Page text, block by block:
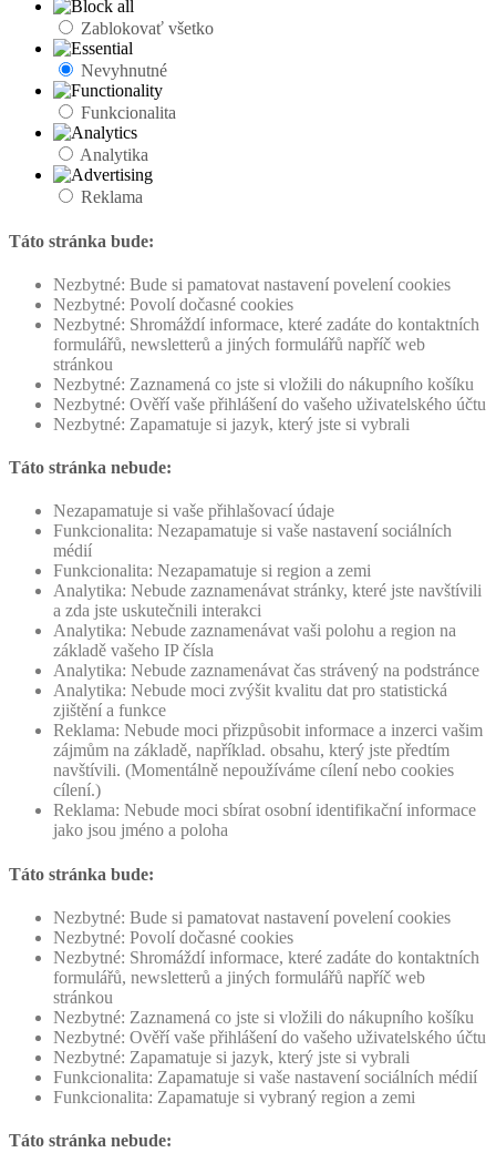
Zablokovať všetko
Nevyhnutné
Funkcionalita
Analytika
Reklama
Táto stránka bude:
Nezbytné: Bude si pamatovat nastavení povelení cookies
Nezbytné: Povolí dočasné cookies
Nezbytné: Shromáždí informace, které zadáte do kontaktních
formulářů, newsletterů a jiných formulářů napříč web
stránkou
Nezbytné: Zaznamená co jste si vložili do nákupního košíku
Nezbytné: Ověří vaše přihlášení do vašeho uživatelského účtu
Nezbytné: Zapamatuje si jazyk, který jste si vybrali
Táto stránka nebude:
Nezapamatuje si vaše přihlašovací údaje
Funkcionalita: Nezapamatuje si vaše nastavení sociálních
médií
Funkcionalita: Nezapamatuje si region a zemi
Analytika: Nebude zaznamenávat stránky, které jste navštívili
a zda jste uskutečnili interakci
Analytika: Nebude zaznamenávat vaši polohu a region na
základě vašeho IP čísla
Analytika: Nebude zaznamenávat čas strávený na podstránce
Analytika: Nebude moci zvýšit kvalitu dat pro statistická
zjištění a funkce
Reklama: Nebude moci přizpůsobit informace a inzerci vašim
zájmům na základě, například. obsahu, který jste předtím
navštívili. (Momentálně nepoužíváme cílení nebo cookies
cílení.)
Reklama: Nebude moci sbírat osobní identifikační informace
jako jsou jméno a poloha
Táto stránka bude:
Nezbytné: Bude si pamatovat nastavení povelení cookies
Nezbytné: Povolí dočasné cookies
Nezbytné: Shromáždí informace, které zadáte do kontaktních
formulářů, newsletterů a jiných formulářů napříč web
stránkou
Nezbytné: Zaznamená co jste si vložili do nákupního košíku
Nezbytné: Ověří vaše přihlášení do vašeho uživatelského účtu
Nezbytné: Zapamatuje si jazyk, který jste si vybrali
Funkcionalita: Zapamatuje si vaše nastavení sociálních médií
Funkcionalita: Zapamatuje si vybraný region a zemi
Táto stránka nebude: